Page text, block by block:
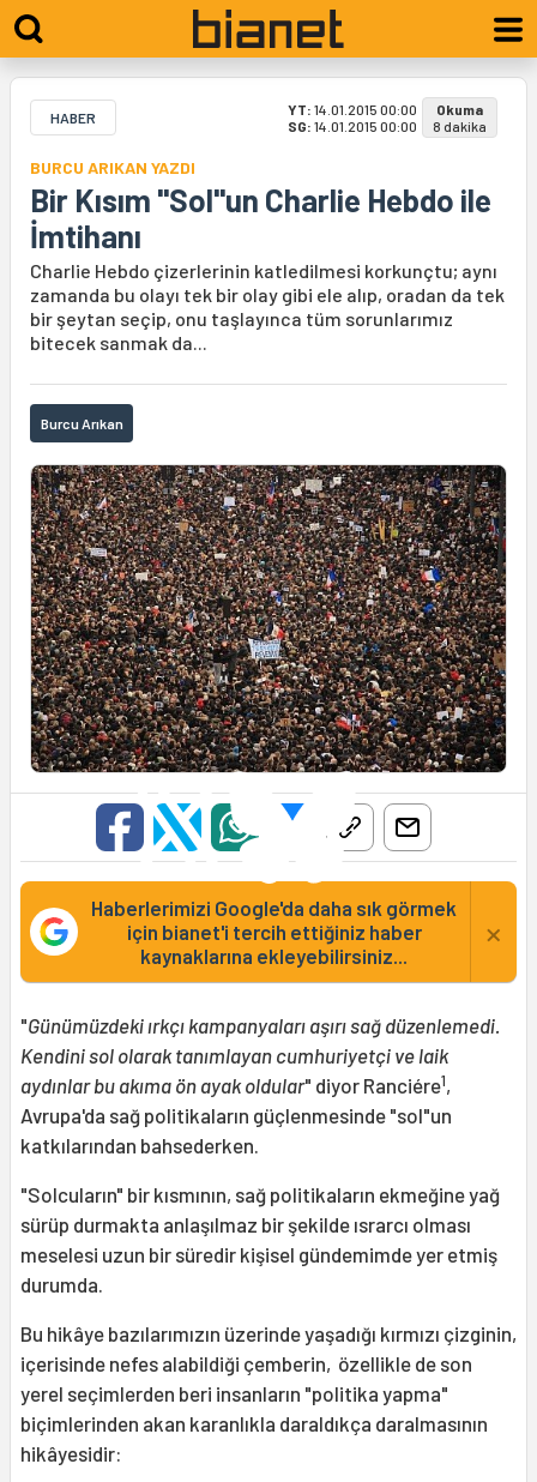
HABER YT: 14.01.2015 00:00
SG: 14.01.2015 00:00
Okuma
8 dakika
BURCU ARIKAN YAZDI
Bir Kısım "Sol"un Charlie Hebdo ile
İmtihanı
Charlie Hebdo çizerlerinin katledilmesi korkunçtu; aynı
zamanda bu olayı tek bir olay gibi ele alıp, oradan da tek
bir şeytan seçip, onu taşlayınca tüm sorunlarımız
bitecek sanmak da...
Burcu Arıkan
Haberlerimizi Google'da daha sık görmek
için bianet'i tercih ettiğiniz haber
kaynaklarına ekleyebilirsiniz...
×
"Günümüzdeki ırkçı kampanyaları aşırı sağ düzenlemedi.
Kendini sol olarak tanımlayan cumhuriyetçi ve laik
aydınlar bu akıma ön ayak oldular" diyor Ranciére1,
Avrupa'da sağ politikaların güçlenmesinde "sol"un
katkılarından bahsederken.
"Solcuların" bir kısmının, sağ politikaların ekmeğine yağ
sürüp durmakta anlaşılmaz bir şekilde ısrarcı olması
meselesi uzun bir süredir kişisel gündemimde yer etmiş
durumda.
Bu hikâye bazılarımızın üzerinde yaşadığı kırmızı çizginin,
içerisinde nefes alabildiği çemberin, özellikle de son
yerel seçimlerden beri insanların "politika yapma"
biçimlerinden akan karanlıkla daraldıkça daralmasının
hikâyesidir: